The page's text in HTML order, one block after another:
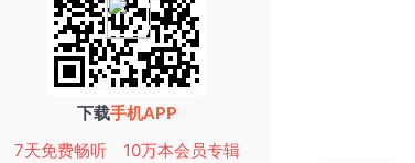
下载手机APP
7天免费畅听
10万本会员专辑